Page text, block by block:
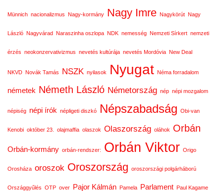
Münnich nacionalizmus Nagy-kormány Nagy Imre Nagykörút Nagy
László Nagyvárad Naraszinha oszlopa NDK nemesség Nemzeti Sírkert nemzeti
érzés neokonzervativizmus nevetés kultúrája nevetés Mordóvia New Deal
NKVD Novák Tamás NSZK nyilasok Nyugat Néma forradalom
németek Németh László Németország nép népi mozgalom
népiség népi írók népligeti diszkó Népszabadság Obi-van
Kenobi október 23. olajmaffia olaszok Olaszország oláhok Orbán
Orbán-kormány orbán-rendszer: Orbán Viktor Origo
Orosháza oroszok Oroszország oroszországi polgárháború
Országgyűlés OTP over Pajor Kálmán Pamela Parlament Paul Kagame